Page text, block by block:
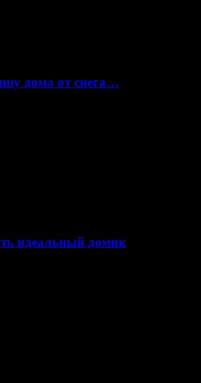
дома от снега…
идеальный домик